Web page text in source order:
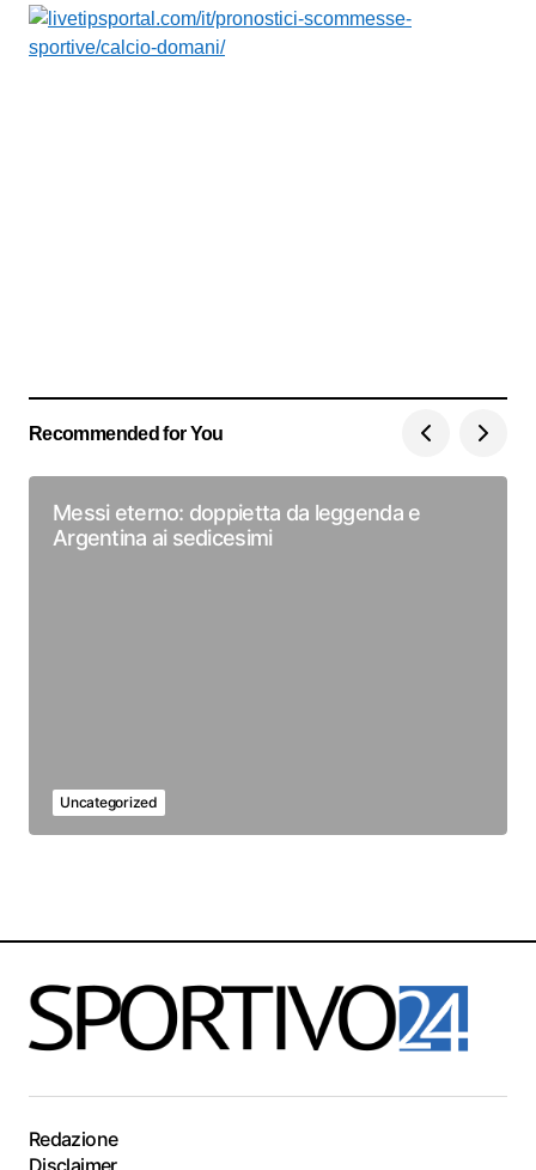
Recommended for You
Messi eterno: doppietta da leggenda e
Argentina ai sedicesimi
Uncategorized
Redazione
Disclaimer